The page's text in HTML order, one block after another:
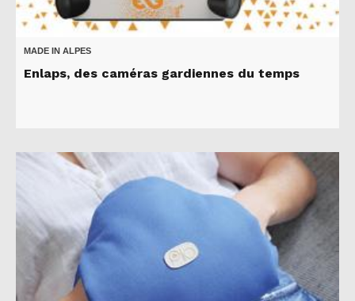
MADE IN ALPES
Enlaps, des caméras gardiennes du temps